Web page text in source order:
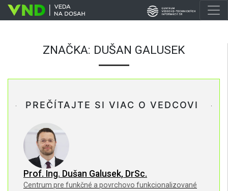
ZNAČKA: DUŠAN GALUSEK
PREČÍTAJTE SI VIAC O VEDCOVI
Prof. Ing. Dušan Galusek, DrSc.
Centrum pre funkčné a povrchovo funkcionalizované